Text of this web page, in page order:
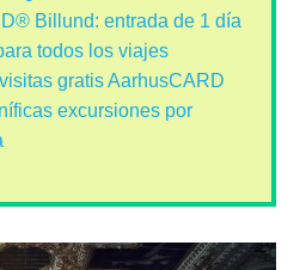
Billund: entrada de 1 día
todos los viajes
gratis AarhusCARD
excursiones por